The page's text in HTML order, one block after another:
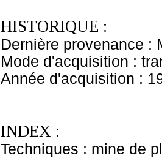
HISTORIQUE :
Dernière provenance :
Mode d'acquisition :
Année d'acquisition :
INDEX :
Techniques : mine de